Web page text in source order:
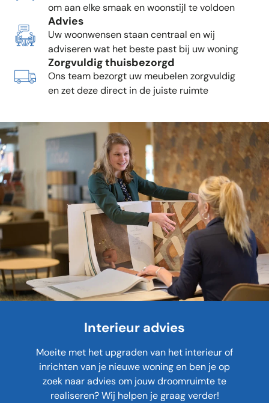
om aan elke smaak en woonstijl te voldoen
Advies
Uw woonwensen staan centraal en wij
adviseren wat het beste past bij uw woning
Zorgvuldig thuisbezorgd
Ons team bezorgt uw meubelen zorgvuldig
en zet deze direct in de juiste ruimte
Interieur advies
Moeite met het upgraden van het interieur of
inrichten van je nieuwe woning en ben je op
zoek naar advies om jouw droomruimte te
realiseren? Wij helpen je graag verder!